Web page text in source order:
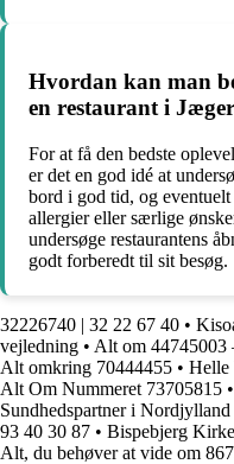
Hvordan kan man
en restaurant i
For at få den bedste
er det en god idé at
bord i god tid, og
allergier eller særlige
undersøge restaurantens
godt forberedt til sit besøg.
32226740 | 32 22 67 40 •
vejledning • Alt om 44745003
Alt omkring 70444455 • Helle
Alt Om Nummeret 73705815 •
Sundhedspartner i Nordjylland
93 40 30 87 • Bispebjerg
Alt, du behøver at vide om